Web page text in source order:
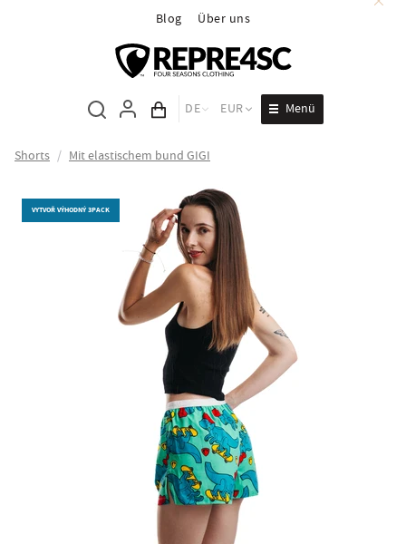
Blog Über uns
Inhalt des Wagens
DE EUR Menü
Shorts / Mit elastischem bund GIGI
VYTVOŘ VÝHODNÝ 3PACK